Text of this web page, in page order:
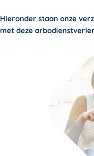
Hieronder staan onze
met deze